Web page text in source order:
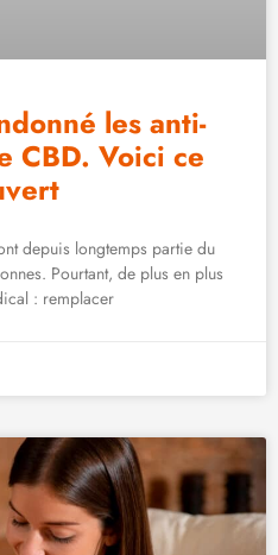
les anti-
CBD. Voici ce
depuis longtemps partie du
Pourtant, de plus en plus
: remplacer